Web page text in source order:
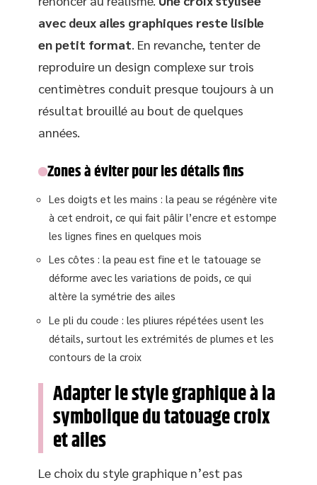
avec deux ailes graphiques reste lisible
en petit format. En revanche, tenter de
reproduire un design complexe sur trois
centimètres conduit presque toujours à un
résultat brouillé au bout de quelques
années.
Zones à éviter pour les détails fins
Les doigts et les mains : la peau se régénère vite
à cet endroit, ce qui fait pâlir l’encre et estompe
les lignes fines en quelques mois
Les côtes : la peau est fine et le tatouage se
déforme avec les variations de poids, ce qui
altère la symétrie des ailes
Le pli du coude : les pliures répétées usent les
détails, surtout les extrémités de plumes et les
contours de la croix
Adapter le style graphique à la
symbolique du tatouage croix
et ailes
Le choix du style graphique n’est pas